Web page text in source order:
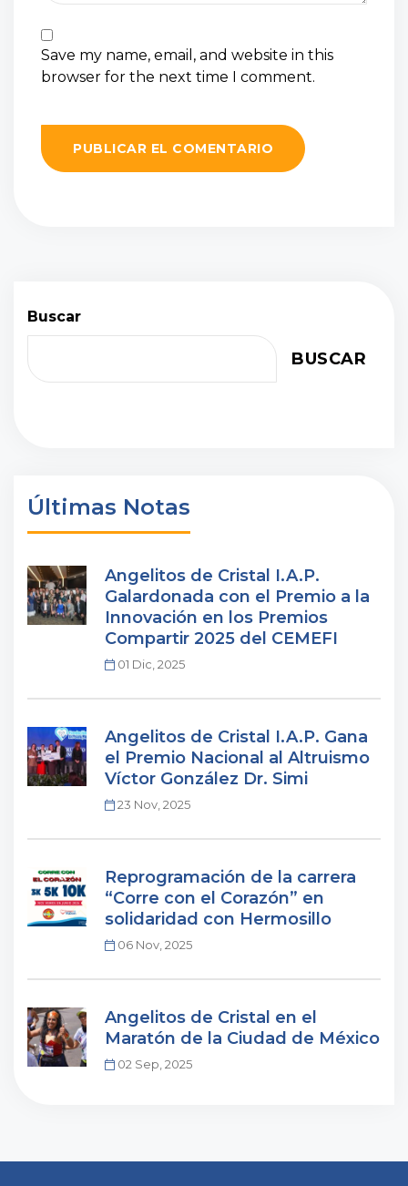
Save my name, email, and website in this
browser for the next time I comment.
Buscar
BUSCAR
Últimas Notas
Angelitos de Cristal I.A.P.
Galardonada con el Premio a la
Innovación en los Premios
Compartir 2025 del CEMEFI
01 Dic, 2025
Angelitos de Cristal I.A.P. Gana
el Premio Nacional al Altruismo
Víctor González Dr. Simi
23 Nov, 2025
Reprogramación de la carrera
“Corre con el Corazón” en
solidaridad con Hermosillo
06 Nov, 2025
Angelitos de Cristal en el
Maratón de la Ciudad de México
02 Sep, 2025